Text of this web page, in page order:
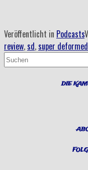
Schreck
die
Veröffentlicht in Podcasts
review,sd,super deformed
Suchen
DIE